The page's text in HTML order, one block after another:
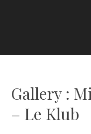
Gallery :
– Le Klub